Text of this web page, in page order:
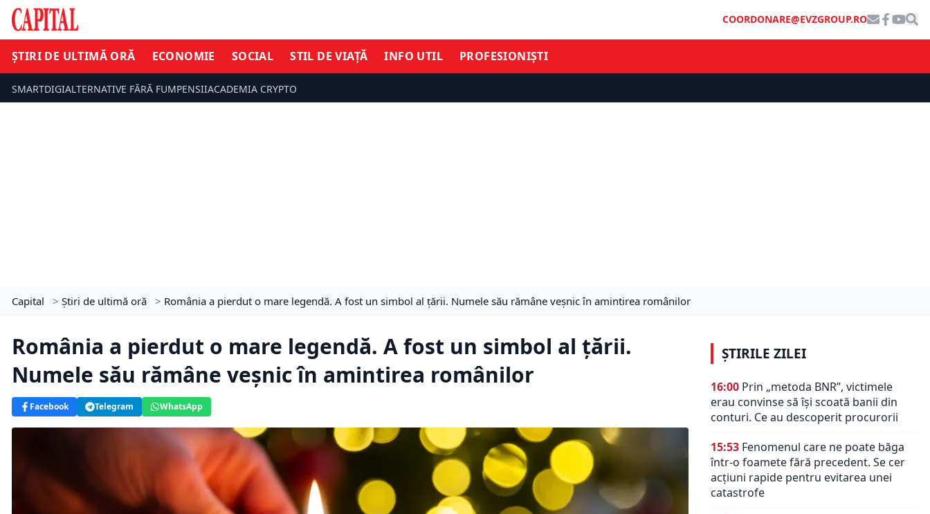
COORDONARE@EVZGROUP.RO
ȘTIRI DE ULTIMĂ ORĂ ECONOMIE SOCIAL STIL DE VIAȚĂ INFO UTIL PROFESIONIȘTI
SMARTDIGIALTERNATIVE FĂRĂ FUMPENSIIACADEMIA CRYPTO
Capital > Știri de ultimă oră > România a pierdut o mare legendă. A fost un simbol al țării. Numele său rămâne veșnic în amintirea românilor
România a pierdut o mare legendă. A fost un simbol al țării.
Numele său rămâne veșnic în amintirea românilor
Facebook Telegram WhatsApp
ȘTIRILE ZILEI
16:00 Prin „metoda BNR”, victimele
erau convinse să își scoată banii din
conturi. Ce au descoperit procurorii
15:53 Fenomenul care ne poate băga
într-o foamete fără precedent. Se cer
acțiuni rapide pentru evitarea unei
catastrofe